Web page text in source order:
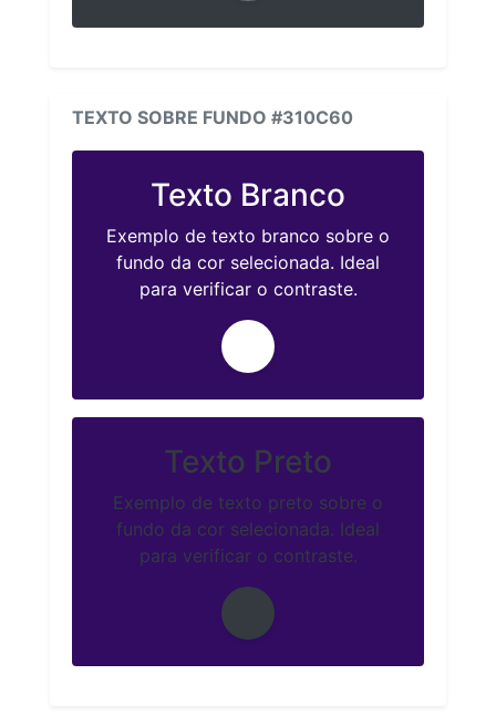
TEXTO SOBRE FUNDO #310C60
Texto Branco
Exemplo de texto branco sobre o
fundo da cor selecionada. Ideal
para verificar o contraste.
Texto Preto
Exemplo de texto preto sobre o
fundo da cor selecionada. Ideal
para verificar o contraste.